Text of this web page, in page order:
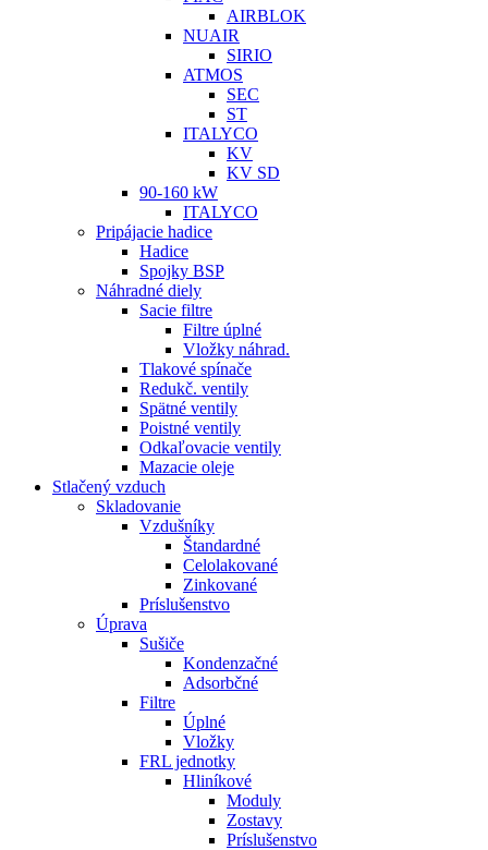
AIRBLOK
NUAIR
SIRIO
ATMOS
SEC
ST
ITALYCO
KV
KV SD
90-160 kW
ITALYCO
Pripájacie hadice
Hadice
Spojky BSP
Náhradné diely
Sacie filtre
Filtre úplné
Vložky náhrad.
Tlakové spínače
Redukč. ventily
Spätné ventily
Poistné ventily
Odkaľovacie ventily
Mazacie oleje
Stlačený vzduch
Skladovanie
Vzdušníky
Štandardné
Celolakované
Zinkované
Príslušenstvo
Úprava
Sušiče
Kondenzačné
Adsorbčné
Filtre
Úplné
Vložky
FRL jednotky
Hliníkové
Moduly
Zostavy
Príslušenstvo